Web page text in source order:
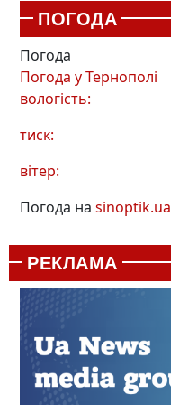
ПОГОДА
Погода
Погода уТернополі
вологість:
тиск:
вітер:
Погода на sinoptik.ua
РЕКЛАМА